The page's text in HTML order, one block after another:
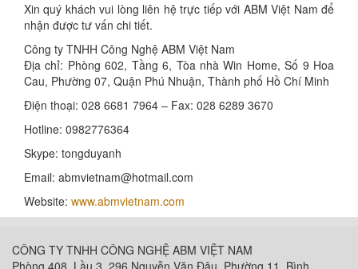
Xin quý khách vui lòng liên hệ trực tiếp với ABM Việt Nam để
nhận được tư vấn chi tiết.
Công ty TNHH Công Nghệ ABM Việt Nam
Địa chỉ: Phòng 602, Tầng 6, Tòa nhà Win Home, Số 9 Hoa
Cau, Phường 07, Quận Phú Nhuận, Thành phố Hồ Chí Minh
Điện thoại: 028 6681 7964 – Fax: 028 6289 3670
Hotline: 0982776364
Skype: tongduyanh
Email: abmvietnam@hotmail.com
Website: www.abmvietnam.com
CÔNG TY TNHH CÔNG NGHỆ ABM VIỆT NAM